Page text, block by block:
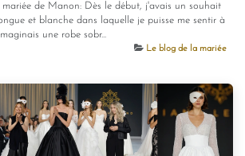
de Manon: Dès le début, j'avais un souhait
et blanche dans laquelle je puisse me sentir à
une robe sobr...
Le blog de la mariée